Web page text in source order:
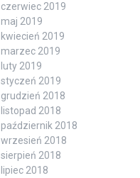
czerwiec 2019
maj 2019
kwiecień 2019
marzec 2019
luty 2019
styczeń 2019
grudzień 2018
listopad 2018
październik 2018
wrzesień 2018
sierpień 2018
lipiec 2018